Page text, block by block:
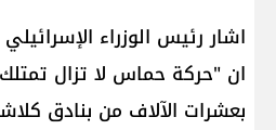
اشار رئيس الوزراء
بعشرات الآلاف من بنادق